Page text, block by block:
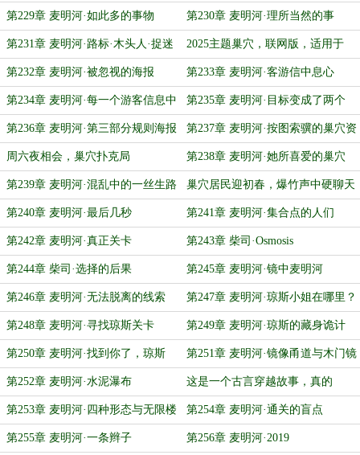
第229章 麦明河·如此多的事物 第230章 麦明河·理所当然的事
第231章 麦明河·路标·木头人·捉迷
藏
2025主题巢穴，联网版，适用于
IOS安卓steam各大平台
第232章 麦明河·被忽视的海报 第233章 麦明河·客游信中息心
第234章 麦明河·每一个游客信息中
心里
第235章 麦明河·目标变成了两个
第236章 麦明河·第三部分规则海报
在……
第237章 麦明河·按图索骥的巢穴资
料
周六夜相会，巢穴扑克局 第238章 麦明河·她所喜爱的巢穴
第239章 麦明河·混乱中的一丝生路 巢穴居民迎初春，爆竹声中硬聊天
第240章 麦明河·最后几秒 第241章 麦明河·集合点的人们
第242章 麦明河·真正关卡 第243章 柴司·Osmosis
第244章 柴司·选择的后果 第245章 麦明河·镜中麦明河
第246章 麦明河·无法脱离的线索 第247章 麦明河·琼斯小姐在哪里？
第248章 麦明河·寻找琼斯关卡 第249章 麦明河·琼斯的藏身诡计
第250章 麦明河·找到你了，琼斯 第251章 麦明河·镜像甬道与木门镜
子
第252章 麦明河·水泥瀑布 这是一个古言穿越故事，真的
第253章 麦明河·四种形态与无限楼
层
第254章 麦明河·通关的盲点
第255章 麦明河·一条辫子 第256章 麦明河·2019